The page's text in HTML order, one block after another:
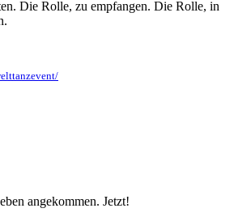
Die Rolle, zu empfangen. Die Rolle, in
angekommen. Jetzt!